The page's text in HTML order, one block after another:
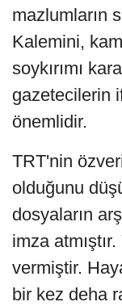
mazlumların
Kalemini,
soykırımı
gazetecilerin
önemlidir.
TRT'nin
olduğunu
dosyaların
imza
vermiştir.
bir kez deha